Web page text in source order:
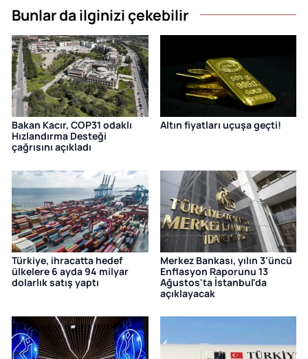
Bunlar da ilginizi çekebilir
Bakan Kacır, COP31 odaklı
Hızlandırma Desteği
çağrısını açıkladı
Altın fiyatları uçuşa geçti!
Türkiye, ihracatta hedef
ülkelere 6 ayda 94 milyar
dolarlık satış yaptı
Merkez Bankası, yılın 3'üncü
Enflasyon Raporunu 13
Ağustos'ta İstanbul'da
açıklayacak